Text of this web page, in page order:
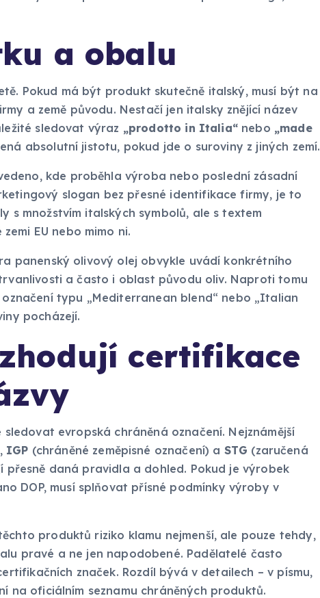
a obalu
Pokud má být produkt skutečně italský, musí být na
a země původu. Nestačí jen italsky znějící název
sledovat výraz „prodotto in Italia“nebo „made
absolutní jistotu, pokud jde o suroviny z jiných zemí.
kde proběhla výroba nebo poslední zásadní
slogan bez přesné identifikace firmy, je to
s množstvím italských symbolů, ale s textem
EU nebo mimo ni.
panenský olivový olej obvykle uvádí konkrétního
a často i oblast původu oliv. Naproti tomu
typu „Mediterranean blend“ nebo „Italian
pocházejí.
certifikace
evropská chráněná označení. Nejznámější
IGP (chráněné zeměpisné označení) a STG (zaručená
daná pravidla a dohled. Pokud je výrobek
DOP, musí splňovat přísné podmínky výroby v
produktů riziko klamu nejmenší, ale pouze tehdy,
pravé a ne jen napodobené. Padělatelé často
značek. Rozdíl bývá v detailech – v písmu,
na oficiálním seznamu chráněných produktů.